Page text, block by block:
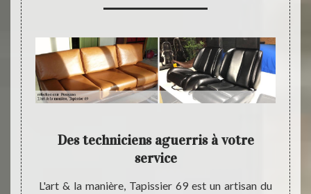
Des techniciens aguerris à votre
service
L'art & la manière, Tapissier 69 est un artisan du